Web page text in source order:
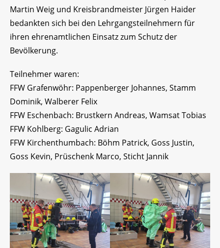
Martin Weig und Kreisbrandmeister Jürgen Haider
bedankten sich bei den Lehrgangsteilnehmern für
ihren ehrenamtlichen Einsatz zum Schutz der
Bevölkerung.
Teilnehmer waren:
FFW Grafenwöhr: Pappenberger Johannes, Stamm
Dominik, Walberer Felix
FFW Eschenbach: Brustkern Andreas, Wamsat Tobias
FFW Kohlberg: Gagulic Adrian
FFW Kirchenthumbach: Böhm Patrick, Goss Justin,
Goss Kevin, Prüschenk Marco, Sticht Jannik